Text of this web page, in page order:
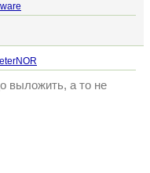
выложить, а то не